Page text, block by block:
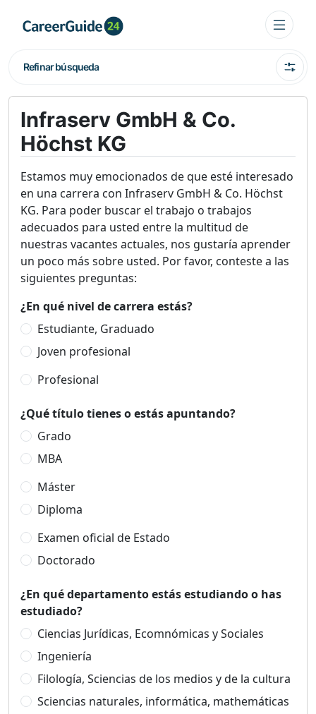
Refinar búsqueda
Infraserv GmbH & Co.
Höchst KG
Estamos muy emocionados de que esté interesado
en una carrera con Infraserv GmbH & Co. Höchst
KG. Para poder buscar el trabajo o trabajos
adecuados para usted entre la multitud de
nuestras vacantes actuales, nos gustaría aprender
un poco más sobre usted. Por favor, conteste a las
siguientes preguntas:
¿En qué nivel de carrera estás?
Estudiante, Graduado
Joven profesional
Profesional
¿Qué título tienes o estás apuntando?
Grado
MBA
Máster
Diploma
Examen oficial de Estado
Doctorado
¿En qué departamento estás estudiando o has
estudiado?
Ciencias Jurídicas, Ecomnómicas y Sociales
Ingeniería
Filología, Sciencias de los medios y de la cultura
Sciencias naturales, informática, mathemáticas